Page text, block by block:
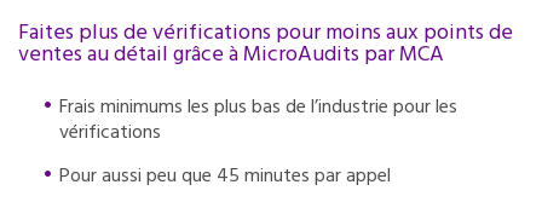
Faites plus de vérifications pour moins aux points de
ventes au détail grâce à MicroAudits par MCA
Frais minimums les plus bas de l’industrie pour les
vérifications
Pour aussi peu que 45 minutes par appel